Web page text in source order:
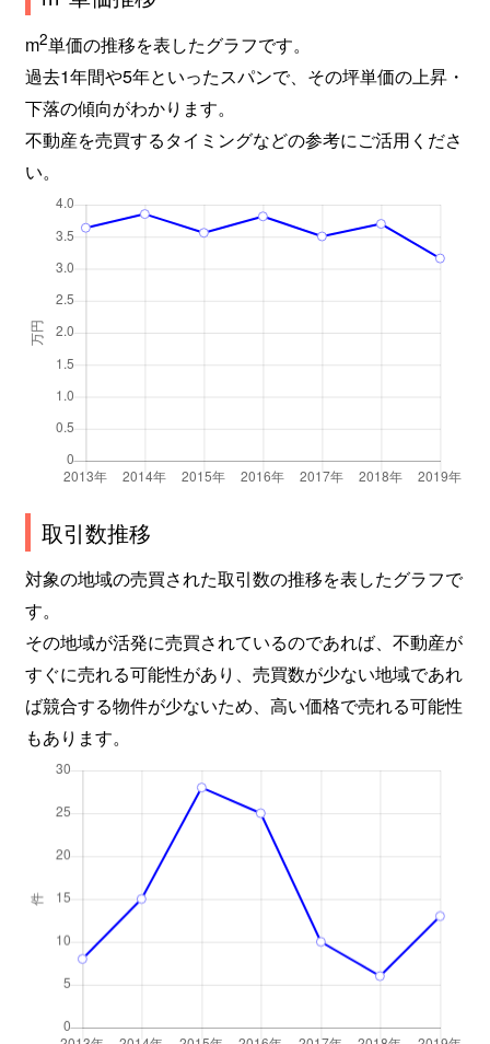
m2単価の推移を表したグラフです。
過去1年間や5年といったスパンで、その坪単価の上昇・
下落の傾向がわかります。
不動産を売買するタイミングなどの参考にご活用くださ
い。
取引数推移
対象の地域の売買された取引数の推移を表したグラフで
す。
その地域が活発に売買されているのであれば、不動産が
すぐに売れる可能性があり、売買数が少ない地域であれ
ば競合する物件が少ないため、高い価格で売れる可能性
もあります。